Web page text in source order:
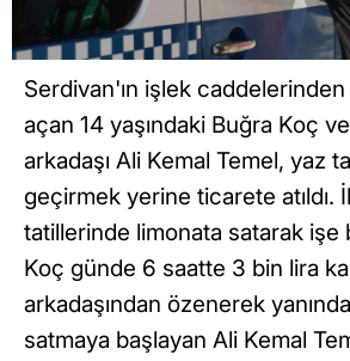
Serdivan'ın işlek
açan 14 yaşındaki Buğra Koç
arkadaşı Ali Kemal Temel, yaz
geçirmek yerine ticarete atıldı.
tatillerinde limonata satarak işe
Koç günde 6 saatte 3 bin lira
arkadaşından özenerek
satmaya başlayan Ali Kemal